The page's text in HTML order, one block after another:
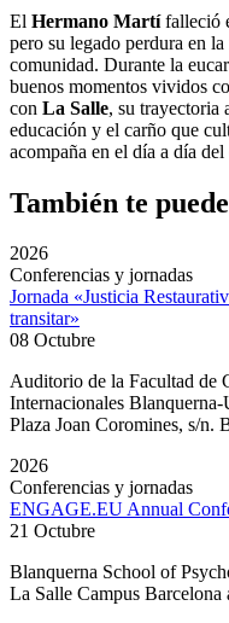
El Hermano Martífalleció
pero su legado perdura en
comunidad. Durante la
buenos momentos vividos
con La Salle, su trayectoria
educación y el carño que
acompaña en el día a día del
También te
2026
Conferencias y jornadas
Jornada «Justicia
transitar»
08 Octubre
Auditorio de la Facultad de
Internacionales
Plaza Joan Coromines, s/n.
2026
Conferencias y jornadas
ENGAGE.EU Annual
21 Octubre
Blanquerna School of
La Salle Campus Barcelona